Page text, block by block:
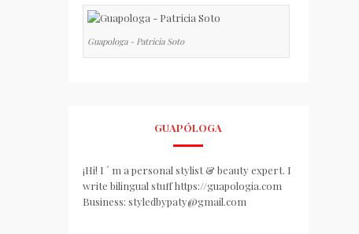
Guapologa - Patricia Soto
GUAPÓLOGA
¡Hi! I ´ m a personal stylist & beauty expert. I
write bilingual stuff https://guapologia.com
Business: styledbypaty@gmail.com